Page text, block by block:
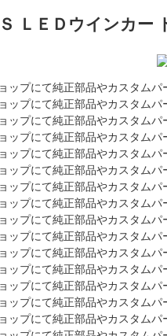
ＬＥＤウインカー